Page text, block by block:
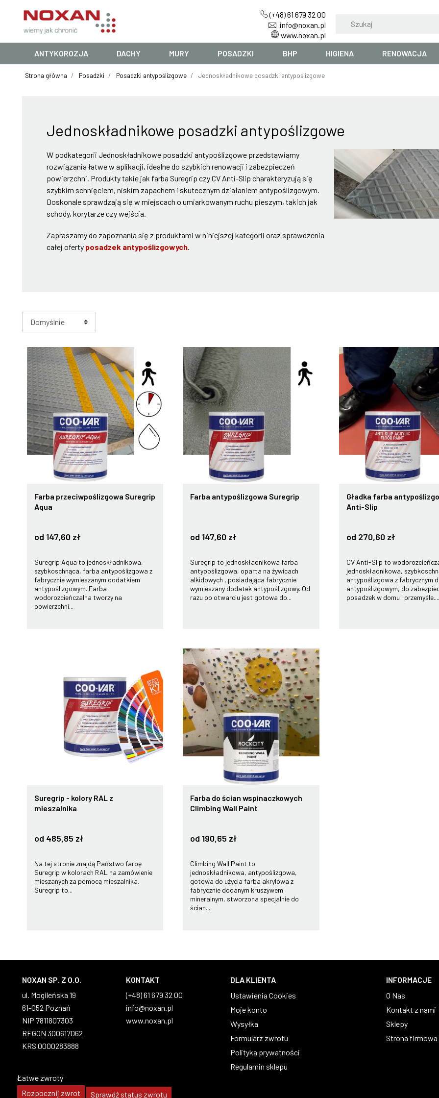
(+48) 61 679 32 00
info@noxan.pl
www.noxan.pl
ANTYKOROZJA DACHY MURY POSADZKI BHP HIGIENA RENOWACJA
Strona główna Posadzki Posadzki antypoślizgowe Jednoskładnikowe posadzki antypoślizgowe
Jednoskładnikowe posadzki antypoślizgowe
W podkategorii Jednoskładnikowe posadzki antypoślizgowe przedstawiamy
rozwiązania łatwe w aplikacji, idealne do szybkich renowacji i zabezpieczeń
powierzchni. Produkty takie jak farba Suregrip czy CV Anti-Slip charakteryzują się
szybkim schnięciem, niskim zapachem i skutecznym działaniem antypoślizgowym.
Doskonale sprawdzają się w miejscach o umiarkowanym ruchu pieszym, takich jak
schody, korytarze czy wejścia.
Zapraszamy do zapoznania się z produktami w niniejszej kategorii oraz sprawdzenia
całej oferty posadzek antypoślizgowych.
Farba przeciwpoślizgowa Suregrip
Aqua
od 147,60 zł
Suregrip Aqua to jednoskładnikowa,
szybkoschnąca, farba antypoślizgowa z
fabrycznie wymieszanym dodatkiem
antypoślizgowym. Farba
wodorozcieńczalna tworzy na
powierzchni...
Farba antypoślizgowa Suregrip
od 147,60 zł
Suregrip to jednoskładnikowa farba
antypoślizgowa, oparta na żywicach
alkidowych , posiadająca fabrycznie
wymieszany dodatek antypoślizgowy. Od
razu po otwarciu jest gotowa do...
Gładka farba
Anti-Slip
od 270,60 zł
CV Anti-Slip to
jednoskładnikowa,
antypoślizgowa z fabrycznym
antypoślizgowym, do
posadzek w domu i przemyśle....
Suregrip - kolory RAL z
mieszalnika
od 485,85 zł
Na tej stronie znajdą Państwo farbę
Suregrip w kolorach RAL na zamówienie
mieszanych za pomocą mieszalnika.
Suregrip to...
Farba do ścian wspinaczkowych
Climbing Wall Paint
od 190,65 zł
Climbing Wall Paint to
jednoskładnikowa, antypoślizgowa,
gotowa do użycia farba akrylowa z
fabrycznie dodanym kruszywem
mineralnym, stworzona specjalnie do
ścian...
NOXAN SP. Z O.O.
ul. Mogileńska 19
61-052 Poznań
NIP 7811807303
REGON 300617062
KRS 0000283888
KONTAKT
(+48) 61 679 32 00
info@noxan.pl
www.noxan.pl
DLA KLIENTA
Ustawienia Cookies
Moje konto
Wysyłka
Formularz zwrotu
Polityka prywatności
Regulamin sklepu
INFORMACJE
O Nas
Kontakt z nami
Sklepy
Strona firmowa
Łatwe zwroty
Rozpocznij zwrot
Sprawdź status zwrotu